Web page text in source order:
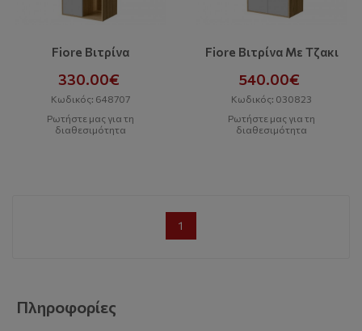
Fiore Βιτρίνα
330.00€
Κωδικός: 648707
Ρωτήστε μας για τη
διαθεσιμότητα
Fiore Βιτρίνα Με Τζακι
540.00€
Κωδικός: 030823
Ρωτήστε μας για τη
διαθεσιμότητα
1
Πληροφορίες